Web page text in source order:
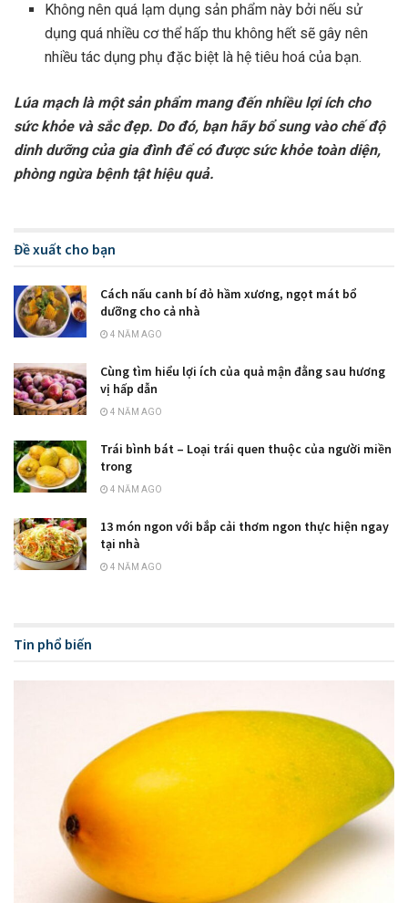
Không nên quá lạm dụng sản phẩm này bởi nếu sử
dụng quá nhiều cơ thể hấp thu không hết sẽ gây nên
nhiều tác dụng phụ đặc biệt là hệ tiêu hoá của bạn.
Lúa mạch là một sản phẩm mang đến nhiều lợi ích cho
sức khỏe và sắc đẹp. Do đó, bạn hãy bổ sung vào chế độ
dinh dưỡng của gia đình để có được sức khỏe toàn diện,
phòng ngừa bệnh tật hiệu quả.
Đề xuất cho bạn
Cách nấu canh bí đỏ hầm xương, ngọt mát bổ
dưỡng cho cả nhà
4 NĂM AGO
Cùng tìm hiểu lợi ích của quả mận đằng sau hương
vị hấp dẫn
4 NĂM AGO
Trái bình bát – Loại trái quen thuộc của người miền
trong
4 NĂM AGO
13 món ngon với bắp cải thơm ngon thực hiện ngay
tại nhà
4 NĂM AGO
Tin phổ biến